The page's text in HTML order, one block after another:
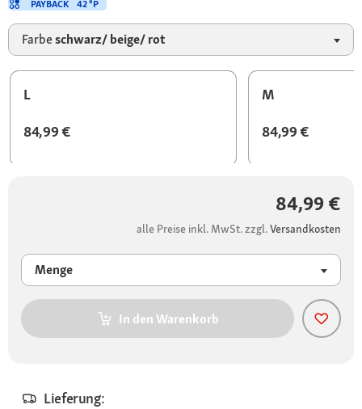
Farbeschwarz/ beige/ rot
L
84,99 €
M
84,99 €
84,99 €
alle Preise inkl. MwSt. zzgl.Versandkosten
Menge
In den Warenkorb
Lieferung:
PAYBACK 42 °P